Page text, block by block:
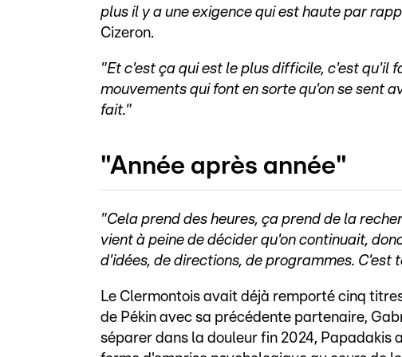
plus il y a une exigence qui est haute par
Cizeron.
"Et c'est ça qui est le plus difficile, c'est qu'il
mouvements qui font en sorte qu'on se sent
fait."
"Année après année"
"Cela prend des heures, ça prend de la
vient à peine de décider qu'on continuait,
d'idées, de directions, de programmes. C'est
Le Clermontois avait déjà remporté cinq
de Pékin avec sa précédente partenaire,
séparer dans la douleur fin 2024, Papadakis